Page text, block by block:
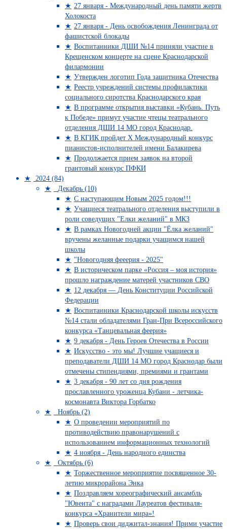
27 января - Международный день памяти жертв
Холокоста
27 января - День освобождения Ленинграда от
фашистской блокады
Воспитанники ДШИ №14 приняли участие в
Крещенском концерте на сцене Краснодарской
филармонии
Утвержден логотип Года защитника Отечества
Реестр учреждений системы профилактики
социального сиротства Краснодарского края
В программе открытия выставки «Кубань. Путь
к Победе» примут участие чтецы театрального
отделения ДШИ 14 МО город Краснодар.
В КГИК пройдет Х Международный конкурс
пианистов-исполнителей имени Балакирева
Продолжается прием заявок на второй
грантовый конкурс ПФКИ
2024 (84)
Декабрь (10)
С наступающим Новым 2025 годом!!!
Учащиеся театрального отделения выступили в
роли соведущих "Елки желаний" в МКЗ
В рамках Новогодней акции "Ёлка желаний"
вручены желанные подарки учащимся нашей
школы
"Новогодняя фееерия - 2025"
В историческом парке «Россия – моя история»
прошло награждение матерей участников СВО
12 декабря — День Конституции Российской
Федерации
Воспитанники Краснодарской школы искусств
№14 стали обладателями Гран-При Всероссийского
конкурса «Танцевальная феерия»
9 декабря - День Героев Отечества в России
Искусство - это мы! Лучшие учащиеся и
преподаватели ДШИ 14 МО город Краснодар были
отмечены стипендиями, премиями и грантами
3 декабря - 90 лет со дня рождения
прославленного уроженца Кубани - летчика-
космонавта Виктора Горбатко
Ноябрь (2)
О проведении мероприятий по
противодействию правонарушений с
использованием информационных технологий
4 ноября - День народного единства
Октябрь (6)
Торжественное мероприятие посвященное 30-
летию микрорайона Энка
Поздравляем хореографический ансамбль
"Ювента" с наградами Лауреатов фестиваля-
конкурса «Хранители мира»!
Проверь свои диджитал-знания! Прими участие